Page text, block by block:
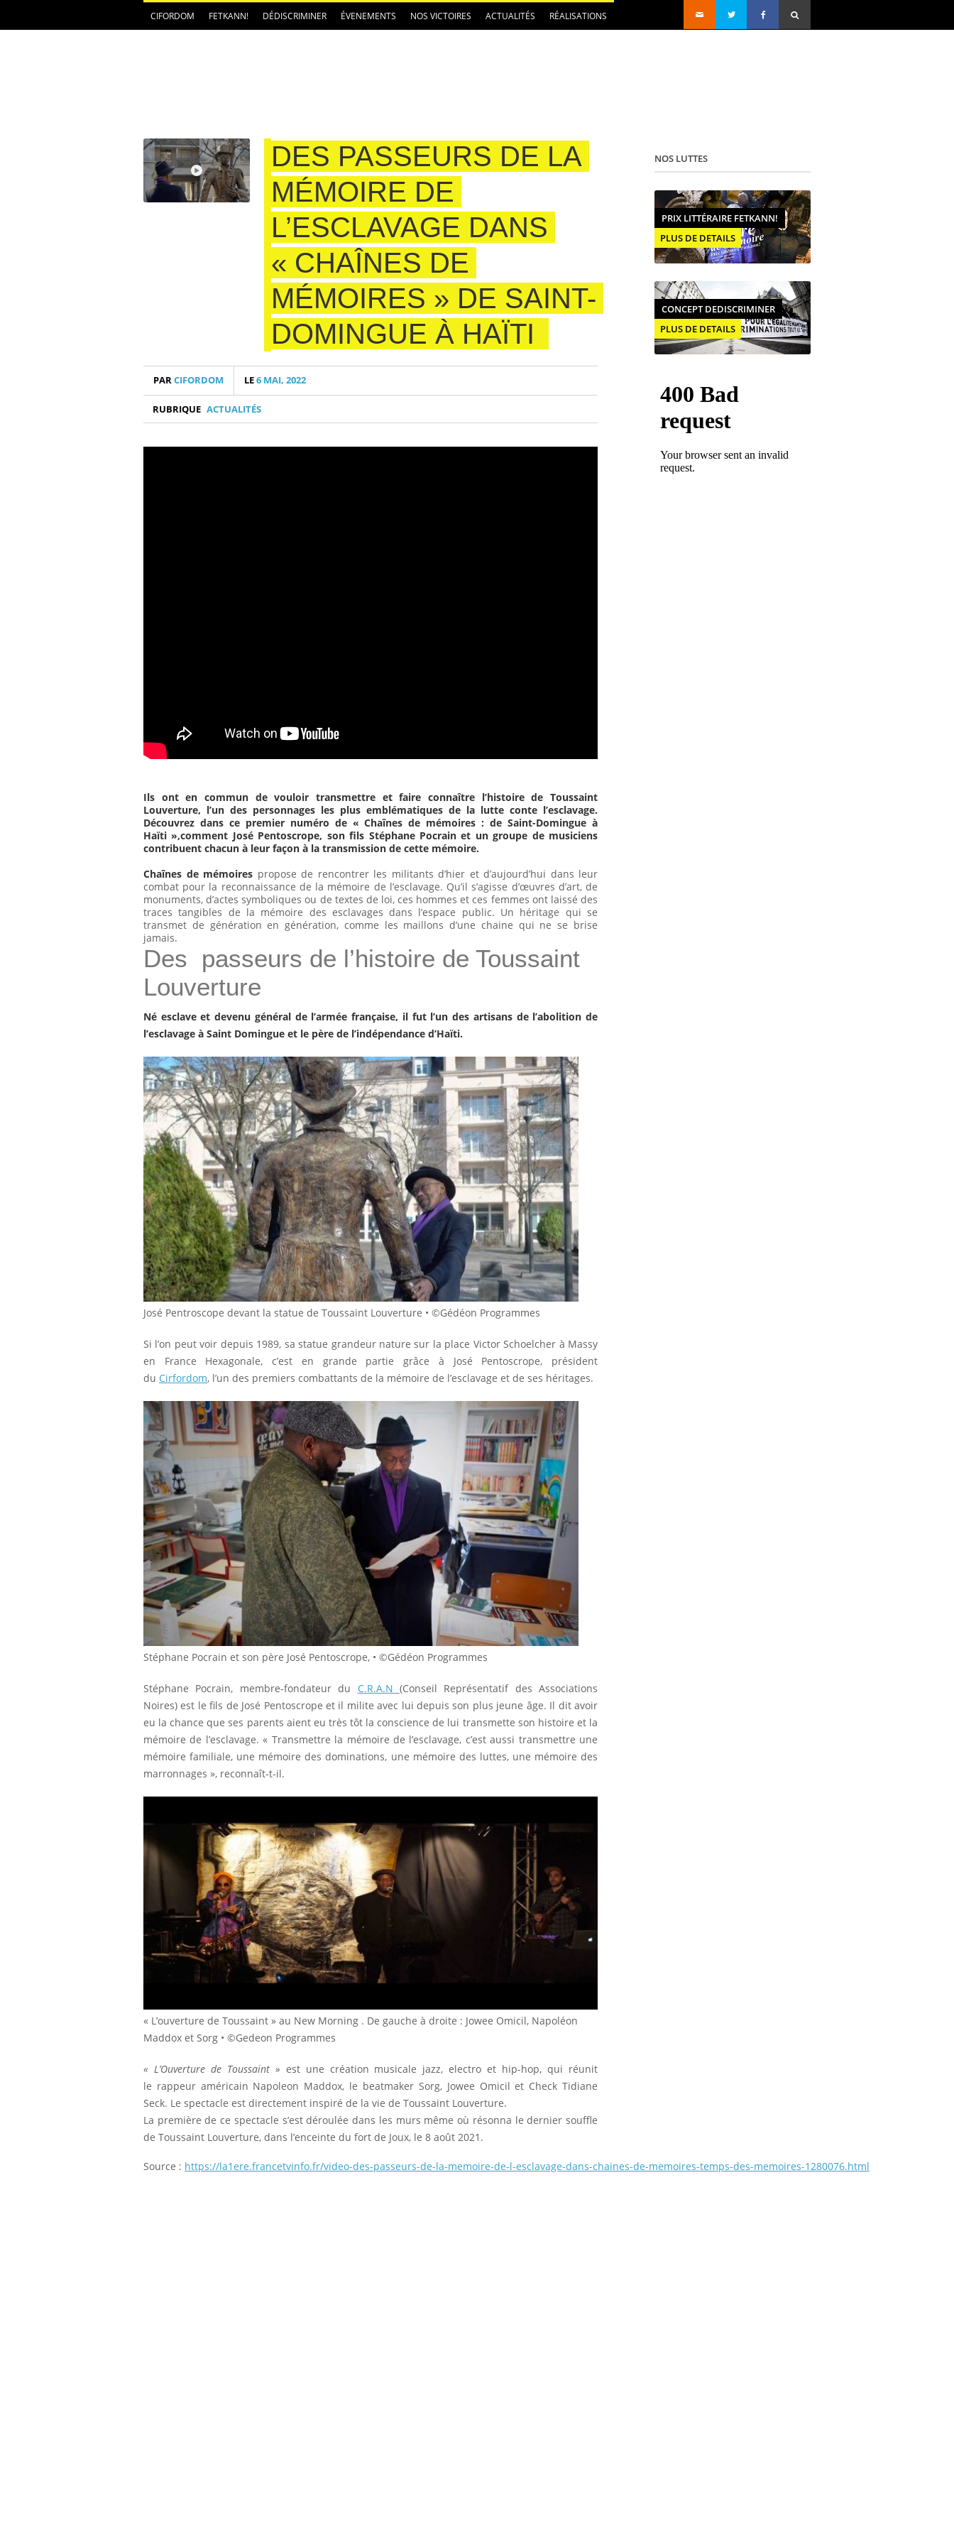
CIFORDOM FETKANN! DÉDISCRIMINER ÉVENEMENTS NOS VICTOIRES ACTUALITÉS RÉALISATIONS
DES PASSEURS DE LA
MÉMOIRE DE
L’ESCLAVAGE DANS
« CHAÎNES DE
MÉMOIRES » DE SAINT-
DOMINGUE À HAÏTI
PARCIFORDOM LE6 MAI, 2022
RUBRIQUE ACTUALITÉS
Ils ont en commun de vouloir transmettre et faire connaître l’histoire de Toussaint
Louverture, l’un des personnages les plus emblématiques de la lutte conte l’esclavage.
Découvrez dans ce premier numéro de « Chaînes de mémoires : de Saint-Domingue à
Haïti »,comment José Pentoscrope, son fils Stéphane Pocrain et un groupe de musiciens
contribuent chacun à leur façon à la transmission de cette mémoire.
Chaînes de mémoires propose de rencontrer les militants d’hier et d’aujourd’hui dans leur
combat pour la reconnaissance de la mémoire de l’esclavage. Qu’il s’agisse d’œuvres d’art, de
monuments, d’actes symboliques ou de textes de loi, ces hommes et ces femmes ont laissé des
traces tangibles de la mémoire des esclavages dans l’espace public. Un héritage qui se
transmet de génération en génération, comme les maillons d’une chaine qui ne se brise
jamais.
Des passeurs de l’histoire de Toussaint
Louverture
Né esclave et devenu général de l’armée française, il fut l’un des artisans de l’abolition de
l’esclavage à Saint Domingue et le père de l’indépendance d’Haïti.
José Pentroscope devant la statue de Toussaint Louverture • ©Gédéon Programmes
Si l’on peut voir depuis 1989, sa statue grandeur nature sur la place Victor Schoelcher à Massy
en France Hexagonale, c’est en grande partie grâce à José Pentoscrope, président
du Cirfordom, l’un des premiers combattants de la mémoire de l’esclavage et de ses héritages.
Stéphane Pocrain et son père José Pentoscrope, • ©Gédéon Programmes
Stéphane Pocrain, membre-fondateur du C.R.A.N (Conseil Représentatif des Associations
Noires) est le fils de José Pentoscrope et il milite avec lui depuis son plus jeune âge. Il dit avoir
eu la chance que ses parents aient eu très tôt la conscience de lui transmette son histoire et la
mémoire de l’esclavage. « Transmettre la mémoire de l’esclavage, c’est aussi transmettre une
mémoire familiale, une mémoire des dominations, une mémoire des luttes, une mémoire des
marronnages », reconnaît-t-il.
« L’ouverture de Toussaint » au New Morning . De gauche à droite : Jowee Omicil, Napoléon
Maddox et Sorg • ©Gedeon Programmes
« L’Ouverture de Toussaint » est une création musicale jazz, electro et hip-hop, qui réunit
le rappeur américain Napoleon Maddox, le beatmaker Sorg, Jowee Omicil et Check Tidiane
Seck. Le spectacle est directement inspiré de la vie de Toussaint Louverture.
La première de ce spectacle s’est déroulée dans les murs même où résonna le dernier souffle
de Toussaint Louverture, dans l’enceinte du fort de Joux, le 8 août 2021.
Source : https://la1ere.francetvinfo.fr/video-des-passeurs-de-la-memoire-de-l-esclavage-dans-chaines-de-memoires-temps-des-memoires-1280076.html
NOS LUTTES
PRIX LITTÉRAIRE FETKANN!
PLUS DE DETAILS
CONCEPT DEDISCRIMINER
PLUS DE DETAILS